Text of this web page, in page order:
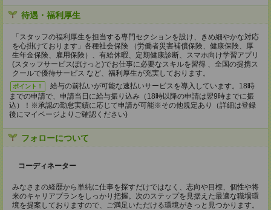
待遇・福利厚生
「スタッフの福利厚生を担当する専門セクションを設け、きめ細やかな対応
を心掛けております」各種社会保険 （労働者災害補償保険、健康保険、厚
生年金保険、雇用保険）、有給休暇、定期健康診断、スマホ向け学習アプリ
(スタッフサービスぽけっと)でお仕事に必要なスキルを習得 、全国の提携ス
クールで優待サービス など、福利厚生が充実しております。
ポイント！
給与の前払いが可能な速払いサービスを導入しています。18時
までの申請で、申請当日に給与振り込み（18時以降の申請は翌9時までに振
込）！※承認の勤怠実績に応じて申請が可能※その他規定あり（詳細は登録
後にマイページよりご確認ください)
フォローについて
コーディネーター
みなさまの経歴から単純に仕事を探すだけではなく、志向や目標、個性や将
来のキャリアプランをしっかり把握。次のステップを見据えた最適な職場環
境を提案しておりますので、ご満足いただける環境がきっと見つかります。